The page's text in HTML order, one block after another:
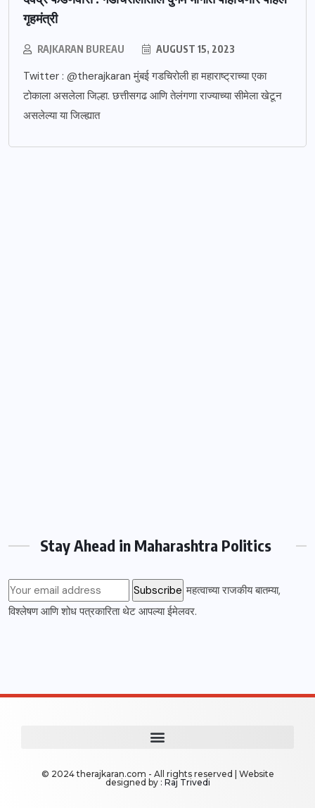
गृहमंत्री
RAJKARAN BUREAU AUGUST 15, 2023
Twitter : @therajkaran मुंबई गडचिरोली हा महाराष्ट्राच्या एका
टोकाला असलेला जिल्हा. छत्तीसगढ आणि तेलंगणा राज्याच्या सीमेला खेटून
असलेल्या या जिल्ह्यात
Stay Ahead in Maharashtra Politics
महत्वाच्या राजकीय बातम्या,
विश्लेषण आणि शोध पत्रकारिता थेट आपल्या ईमेलवर.
© 2024 therajkaran.com - All rights reserved | Website
designed by : Raj Trivedi